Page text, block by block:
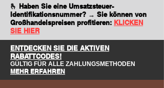
🫰 Haben Sie eine Umsatzsteuer-
Identifikationsnummer? → Sie können von
Großhandelspreisen profitieren: KLICKEN
SIE HIER
ENTDECKEN SIE DIE AKTIVEN
RABATTCODES!
GÜLTIG FÜR ALLE ZAHLUNGSMETHODEN
MEHR ERFAHREN